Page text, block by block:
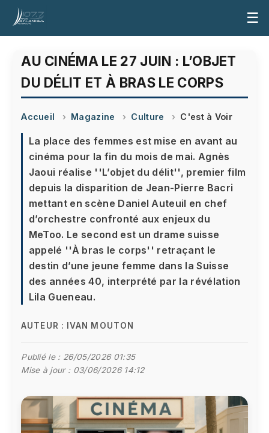
☰
AU CINÉMA LE 27 JUIN : L’OBJET
DU DÉLIT ET À BRAS LE CORPS
Accueil Magazine Culture C'est à Voir
La place des femmes est mise en avant au
cinéma pour la fin du mois de mai. Agnès
Jaoui réalise ''L’objet du délit'', premier film
depuis la disparition de Jean-Pierre Bacri
mettant en scène Daniel Auteuil en chef
d’orchestre confronté aux enjeux du
MeToo. Le second est un drame suisse
appelé ''À bras le corps'' retraçant le
destin d’une jeune femme dans la Suisse
des années 40, interprété par la révélation
Lila Gueneau.
AUTEUR : IVAN MOUTON
Publié le : 26/05/2026 01:35
Mise à jour : 03/06/2026 14:12